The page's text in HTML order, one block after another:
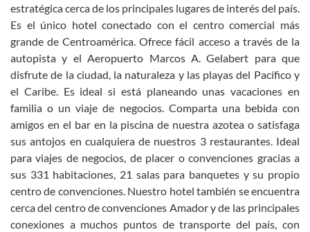
estratégica cerca de los principales lugares de interés del país.
Es el único hotel conectado con el centro comercial más
grande de Centroamérica. Ofrece fácil acceso a través de la
autopista y el Aeropuerto Marcos A. Gelabert para que
disfrute de la ciudad, la naturaleza y las playas del Pacífico y
el Caribe. Es ideal si está planeando unas vacaciones en
familia o un viaje de negocios. Comparta una bebida con
amigos en el bar en la piscina de nuestra azotea o satisfaga
sus antojos en cualquiera de nuestros 3 restaurantes. Ideal
para viajes de negocios, de placer o convenciones gracias a
sus 331 habitaciones, 21 salas para banquetes y su propio
centro de convenciones. Nuestro hotel también se encuentra
cerca del centro de convenciones Amador y de las principales
conexiones a muchos puntos de transporte del país, con